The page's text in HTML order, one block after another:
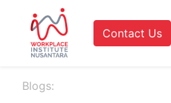
Contact Us
Blogs: